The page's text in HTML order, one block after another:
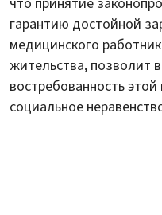
гарантию достойной
медицинского
жительства, позволит
востребованность
социальное